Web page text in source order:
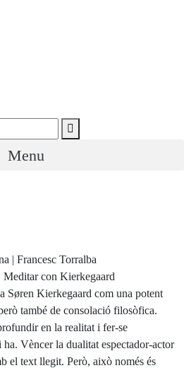
Menu
Meditar con Kierkegaard
Søren Kierkegaard com una potent
també de consolació filosòfica.
en la realitat i fer-se
Vèncer la dualitat espectador-actor
el text llegit. Però, això només és